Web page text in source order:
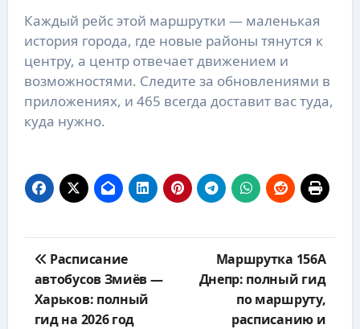
Каждый рейс этой маршрутки — маленькая
история города, где новые районы тянутся к
центру, а центр отвечает движением и
возможностями. Следите за обновлениями в
приложениях, и 465 всегда доставит вас туда,
куда нужно.
по
записям
Расписание
автобусов Змиёв —
Харьков: полный
гид на 2026 год
Маршрутка 156А
Днепр: полный гид
по маршруту,
расписанию и